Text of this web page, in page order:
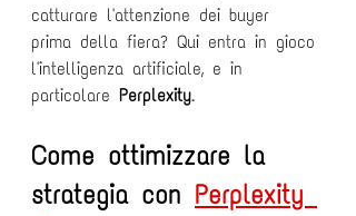
catturare l'attenzione dei buyer
prima della fiera? Qui entra in gioco
l'intelligenza artificiale, e in
particolare Perplexity.
Come ottimizzare la
strategia con Perplexity